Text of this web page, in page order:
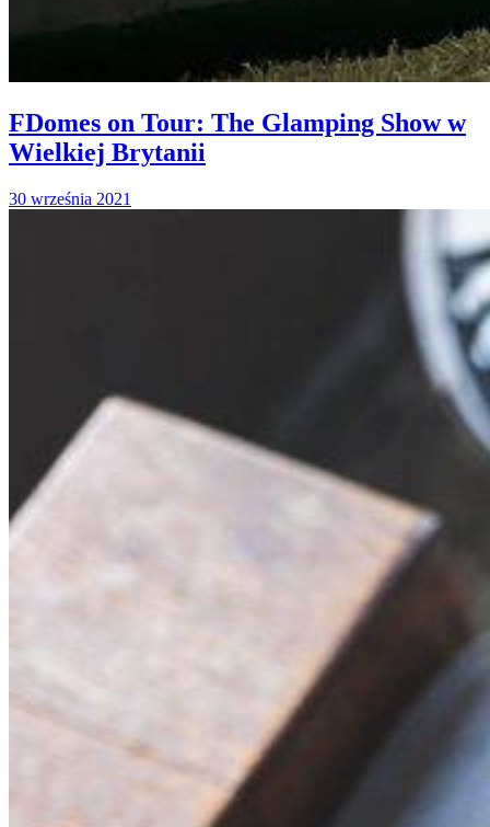
FDomes on Tour: The Glamping Show w
Wielkiej Brytanii
30 września 2021